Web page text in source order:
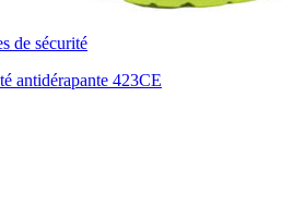
de sécurité
antidérapante 423CE